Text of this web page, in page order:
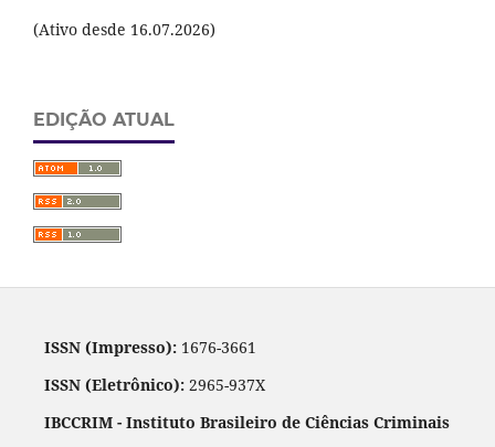
(Ativo desde 16.07.2026)
EDIÇÃO ATUAL
ISSN (Impresso):1676-3661
ISSN (Eletrônico):2965-937X
IBCCRIM - Instituto Brasileiro de Ciências Criminais